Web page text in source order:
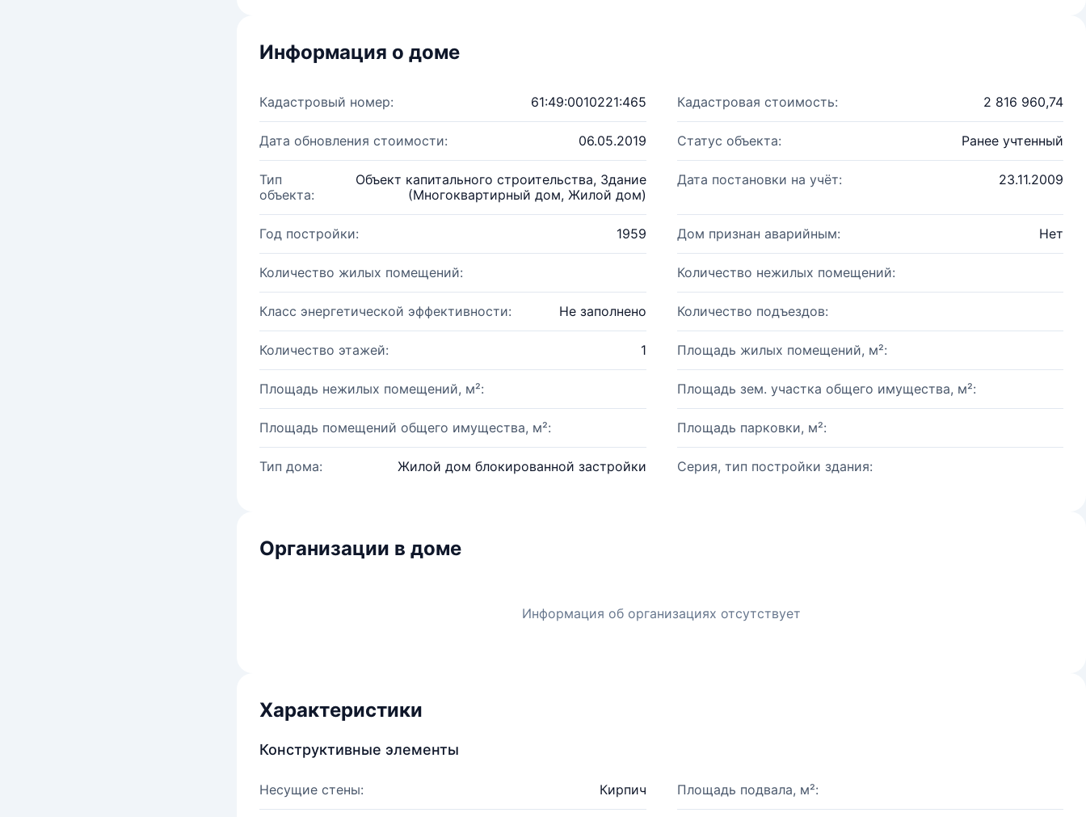
Информация о доме
Кадастровый номер: 61:49:0010221:465 Кадастровая стоимость: 2 816 960,74
Дата обновления стоимости: 06.05.2019 Статус объекта: Ранее учтенный
Тип
объекта:
Объект капитального строительства, Здание
(Многоквартирный дом, Жилой дом)
Дата постановки на учёт: 23.11.2009
Год постройки: 1959 Дом признан аварийным: Нет
Количество жилых помещений: Количество нежилых помещений:
Класс энергетической эффективности: Не заполнено Количество подъездов:
Количество этажей: 1 Площадь жилых помещений, м²:
Площадь нежилых помещений, м²: Площадь зем. участка общего имущества, м²:
Площадь помещений общего имущества, м²: Площадь парковки, м²:
Тип дома: Жилой дом блокированной застройки Серия, тип постройки здания:
Организации в доме
Информация об организациях отсутствует
Характеристики
Конструктивные элементы
Несущие стены: Кирпич Площадь подвала, м²: